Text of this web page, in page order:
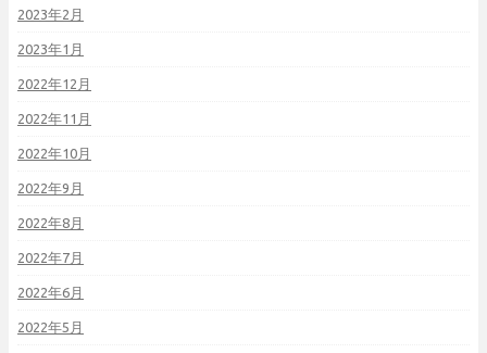
2023年2月
2023年1月
2022年12月
2022年11月
2022年10月
2022年9月
2022年8月
2022年7月
2022年6月
2022年5月